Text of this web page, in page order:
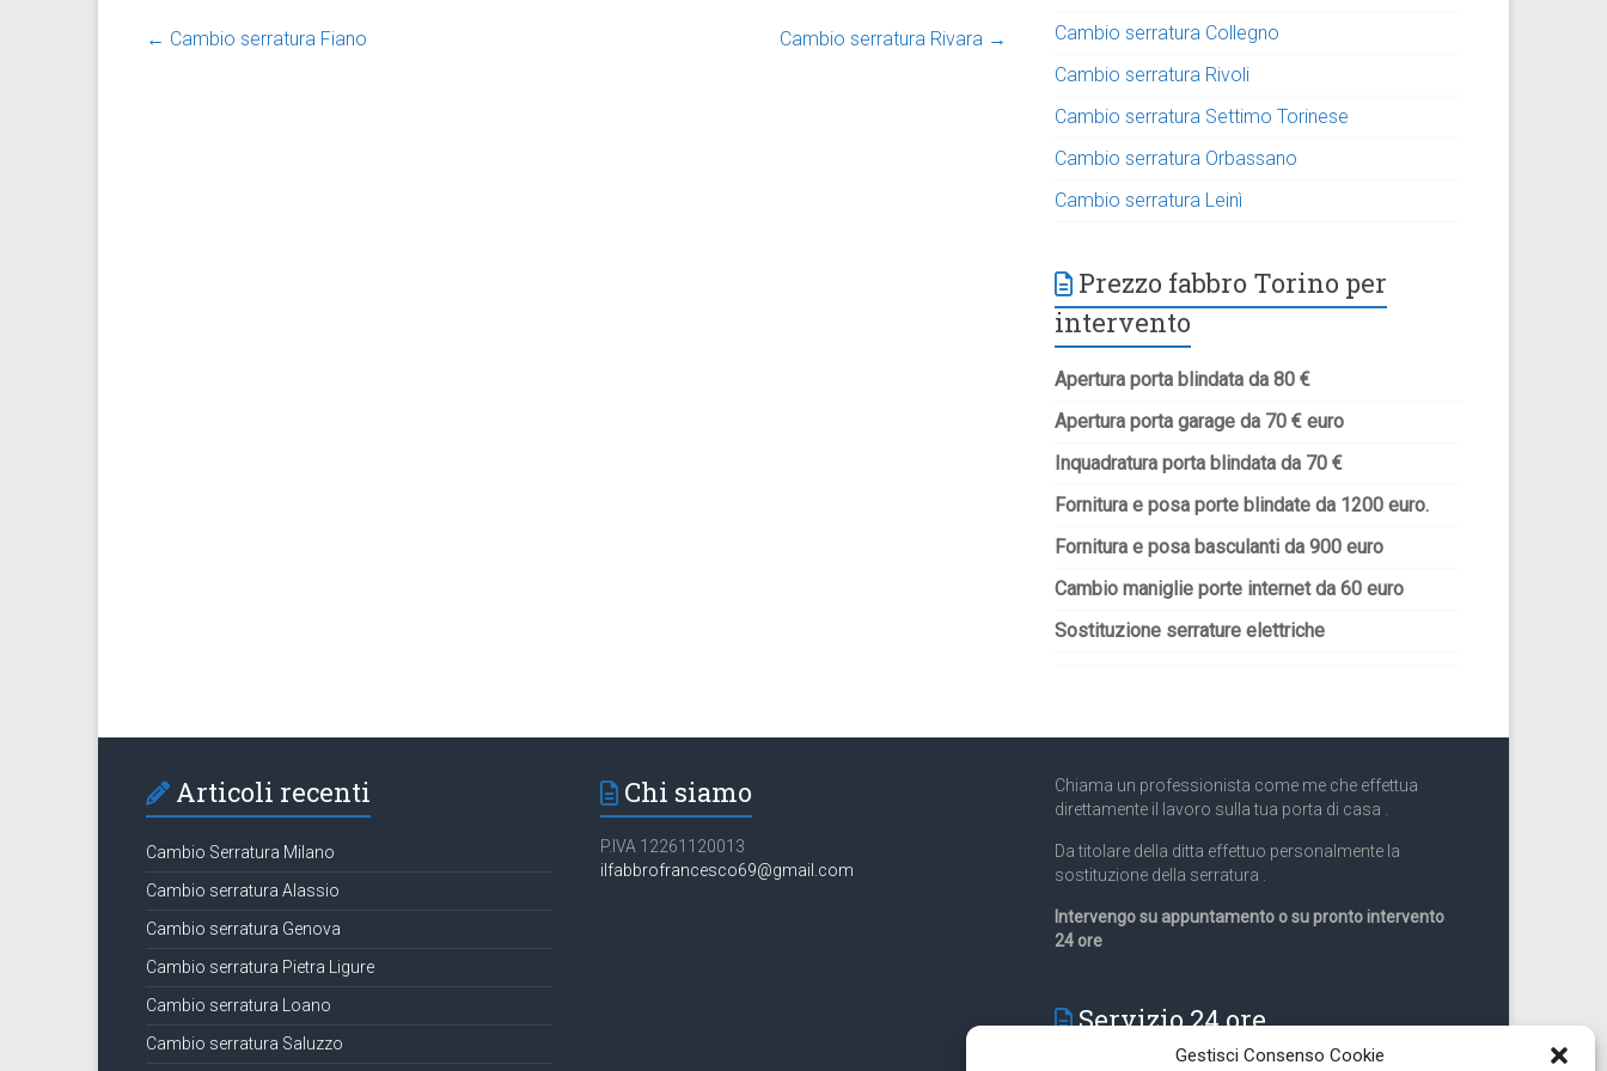
Gestisci Consenso Cookie
← Cambio serratura Fiano Cambio serratura Rivara →
Cambio serratura Collegno
Cambio serratura Rivoli
Cambio serratura Settimo Torinese
Cambio serratura Orbassano
Cambio serratura Leinì
Prezzo fabbro Torino per
intervento
Apertura porta blindata da 80 €
Apertura porta garage da 70 € euro
Inquadratura porta blindata da 70 €
Fornitura e posa porte blindate da 1200 euro.
Fornitura e posa basculanti da 900 euro
Cambio maniglie porte internet da 60 euro
Sostituzione serrature elettriche
Articoli recenti
Cambio Serratura Milano
Cambio serratura Alassio
Cambio serratura Genova
Cambio serratura Pietra Ligure
Cambio serratura Loano
Cambio serratura Saluzzo
Chi siamo
P.IVA 12261120013
ilfabbrofrancesco69@gmail.com
Chiama un professionista come me che effettua
direttamente il lavoro sulla tua porta di casa .
Da titolare della ditta effettuo personalmente la
sostituzione della serratura .
Intervengo su appuntamento o su pronto intervento
24 ore
Servizio 24 ore